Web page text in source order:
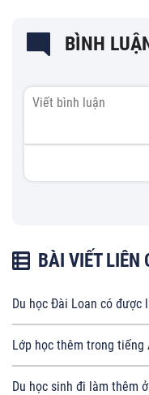
BÌNH
BÀI VIẾT LIÊN
Du học Đài Loan có được
Lớp học thêm trong tiếng
Du học sinh đi làm thêm